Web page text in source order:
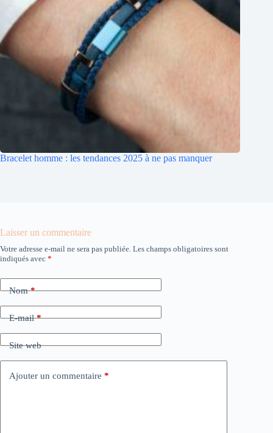
Bracelet homme : les tendances 2025 à ne pas manquer
Laisser un commentaire
Votre adresse e-mail ne sera pas publiée. Les champs obligatoires sont
indiqués avec *
Nom*
E-mail*
Site web
Ajouter un commentaire *